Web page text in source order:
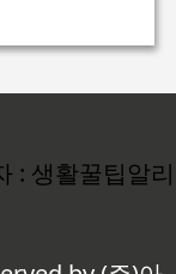
: 생활꿀팁알리